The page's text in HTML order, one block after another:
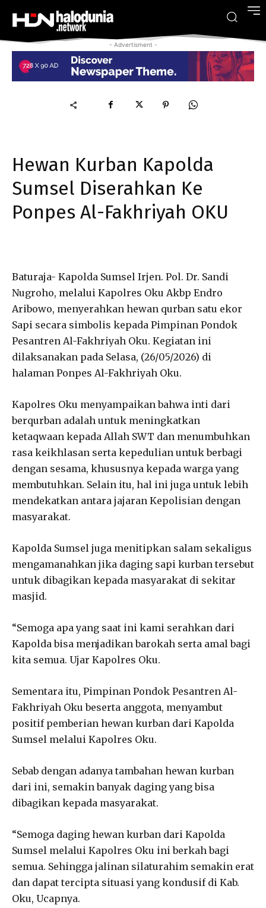
- Advertisment -
Hewan Kurban Kapolda
Sumsel Diserahkan Ke
Ponpes Al-Fakhriyah OKU
Baturaja- Kapolda Sumsel Irjen. Pol. Dr. Sandi
Nugroho, melalui Kapolres Oku Akbp Endro
Aribowo, menyerahkan hewan qurban satu ekor
Sapi secara simbolis kepada Pimpinan Pondok
Pesantren Al-Fakhriyah Oku. Kegiatan ini
dilaksanakan pada Selasa, (26/05/2026) di
halaman Ponpes Al-Fakhriyah Oku.
Kapolres Oku menyampaikan bahwa inti dari
berqurban adalah untuk meningkatkan
ketaqwaan kepada Allah SWT dan menumbuhkan
rasa keikhlasan serta kepedulian untuk berbagi
dengan sesama, khususnya kepada warga yang
membutuhkan. Selain itu, hal ini juga untuk lebih
mendekatkan antara jajaran Kepolisian dengan
masyarakat.
Kapolda Sumsel juga menitipkan salam sekaligus
mengamanahkan jika daging sapi kurban tersebut
untuk dibagikan kepada masyarakat di sekitar
masjid.
“Semoga apa yang saat ini kami serahkan dari
Kapolda bisa menjadikan barokah serta amal bagi
kita semua. Ujar Kapolres Oku.
Sementara itu, Pimpinan Pondok Pesantren Al-
Fakhriyah Oku beserta anggota, menyambut
positif pemberian hewan kurban dari Kapolda
Sumsel melalui Kapolres Oku.
Sebab dengan adanya tambahan hewan kurban
dari ini, semakin banyak daging yang bisa
dibagikan kepada masyarakat.
“Semoga daging hewan kurban dari Kapolda
Sumsel melalui Kapolres Oku ini berkah bagi
semua. Sehingga jalinan silaturahim semakin erat
dan dapat tercipta situasi yang kondusif di Kab.
Oku, Ucapnya.